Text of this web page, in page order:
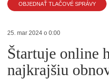
OBJEDNAŤ TLAČOVÉ SPRÁVY
25. mar 2024 o 0:00
Štartuje online
najkrajšiu